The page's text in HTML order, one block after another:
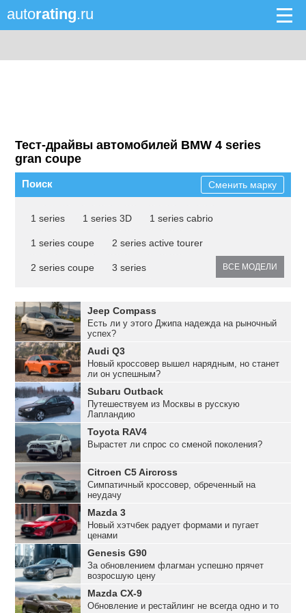
autorating.ru
Тест-драйвы автомобилей BMW 4 series
gran coupe
Поиск Сменить марку
1 series 1 series 3D 1 series cabrio
1 series coupe 2 series active tourer
2 series coupe 3 series ВСЕ МОДЕЛИ
Jeep Compass
Есть ли у этого Джипа надежда на рыночный
успех?
Audi Q3
Новый кроссовер вышел нарядным, но станет
ли он успешным?
Subaru Outback
Путешествуем из Москвы в русскую
Лапландию
Toyota RAV4
Вырастет ли спрос со сменой поколения?
Citroen C5 Aircross
Симпатичный кроссовер, обреченный на
неудачу
Mazda 3
Новый хэтчбек радует формами и пугает
ценами
Genesis G90
За обновлением флагман успешно прячет
возросшую цену
Mazda CX-9
Обновление и рестайлинг не всегда одно и то